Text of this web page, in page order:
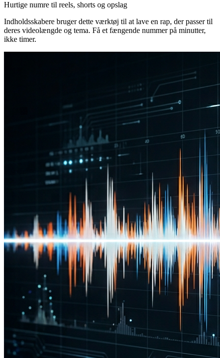
Hurtige numre til reels, shorts og opslag
Indholdsskabere bruger dette værktøj til at lave en rap, der passer til
deres videolængde og tema. Få et fængende nummer på minutter,
ikke timer.